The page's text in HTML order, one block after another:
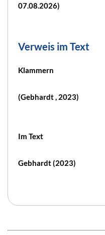
07.08.2026)
Verweis im Text
Klammern
(Gebhardt , 2023)
Im Text
Gebhardt (2023)